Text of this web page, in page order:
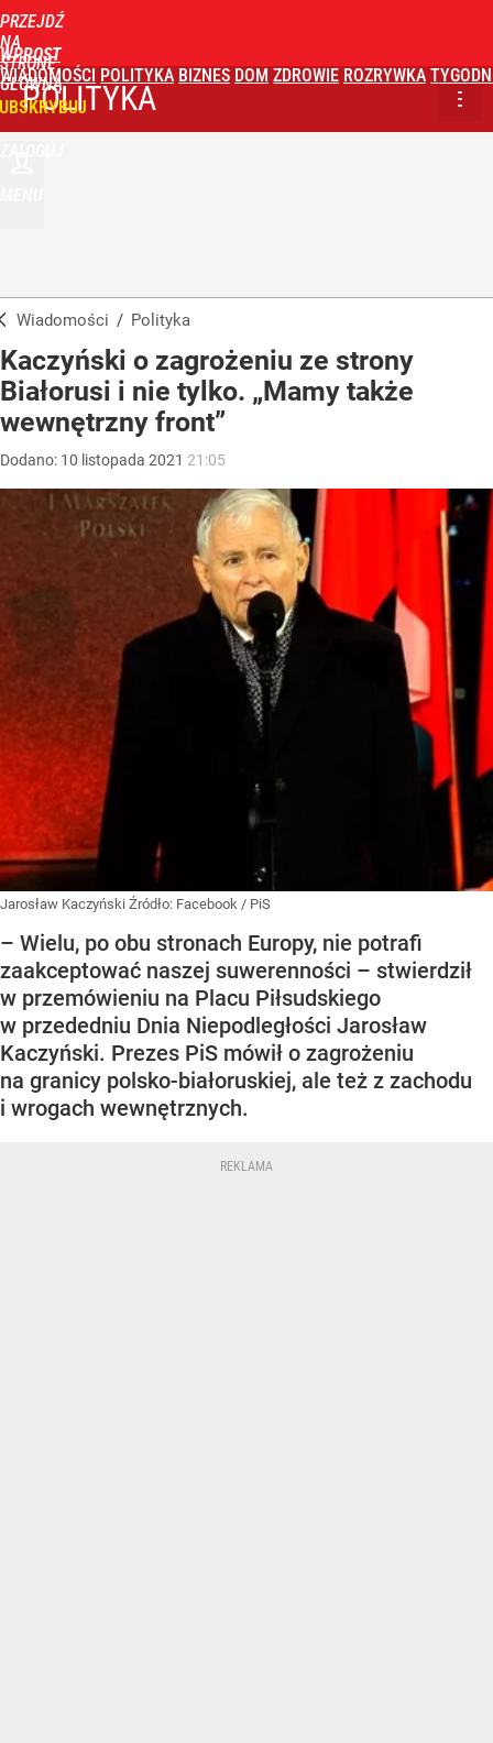
PRZEJDŹ
NA
STRONĘ
GŁÓWNĄ
WPROST
WIADOMOŚCI POLITYKA BIZNES DOM ZDROWIE ROZRYWKA
POLITYKA
Wiadomości / Polityka
Kaczyński o zagrożeniu ze strony
Białorusi i nie tylko. „Mamy także
wewnętrzny front”
Dodano: 10 listopada 2021 21:05
Jarosław Kaczyński Źródło: Facebook / PiS
– Wielu, po obu stronach Europy, nie potrafi
zaakceptować naszej suwerenności – stwierdził
w przemówieniu na Placu Piłsudskiego
w przededniu Dnia Niepodległości Jarosław
Kaczyński. Prezes PiS mówił o zagrożeniu
na granicy polsko-białoruskiej, ale też z zachodu
i wrogach wewnętrznych.